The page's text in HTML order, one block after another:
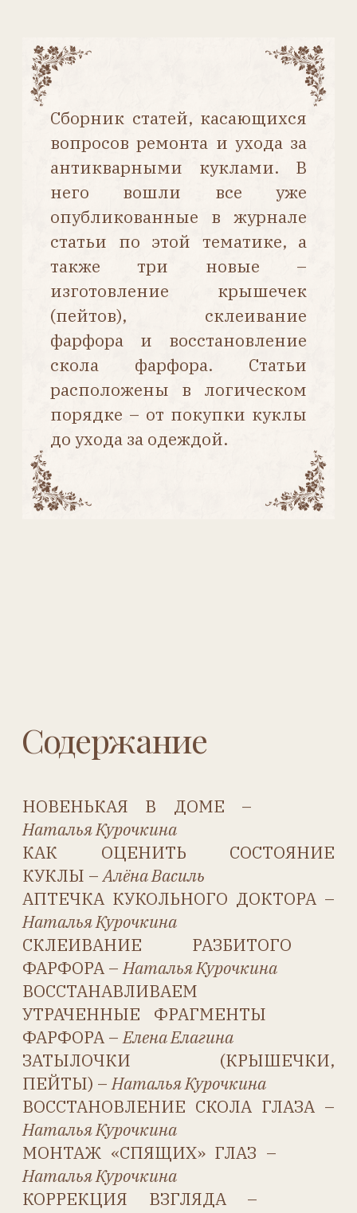
Наталья Курочкина
СЛОЖНАЯ НАТЯЖКА РУК –
Наталья Курочкина
РЕМОНТ КОЛЕННЫХ И ЛОКТЕВЫХ
ШАРНИРОВ –
Наталья Курочкина
ВОССТАНОВЛЕНИЕ ШЕЙНОЙ
ЛУНКИ –Наталья Курочкина
ВОССТАНОВЛЕНИЕ ЧАСТИ БЕДРА –
Наталья Курочкина
ВОССТАНОВЛЕНИЕ ЧАСТИ
ПАЛЬЦЕВ –Наталья Курочкина
НОВЫЕ ПАЛЬЧИКИ –
Наталья Курочкина
РЕСТАВРАЦИЯ ЧАСТЕЙ КОЖАНОГО
ТЕЛА – Оксана Перминова
ВЫБОР ПАРИКА ДЛЯ КУКЛЫ –
Наталья Курочкина
ПЛЕТЕНИЕ ТРЕССОВ –
Наталья Курочкина
ПАРИК ИЗ МОХЕРОВЫХ ТРЕССОВ –
Анастасия Дунин-Барковская
УХОД ЗА КУКОЛЬНОЙ ОДЕЖДОЙ –
Елена Голованова
ВРАГ С ОБРАТНОЙ СТОРОНЫ.
НАЙТИ И ОБЕЗВРЕДИТЬ —
НОВЕНЬКАЯ В ДОМЕ –
Наталья Курочкина
КАК ОЦЕНИТЬ СОСТОЯНИЕ
АПТЕЧКА КУКОЛЬНОГО ДОКТОРА –
Наталья Курочкина
СКЛЕИВАНИЕ РАЗБИТОГО
ФАРФОРА –Наталья Курочкина
ВОССТАНАВЛИВАЕМ
УТРАЧЕННЫЕ ФРАГМЕНТЫ
ФАРФОРА –Елена Елагина
ЗАТЫЛОЧКИ (КРЫШЕЧКИ,
ВОССТАНОВЛЕНИЕ СКОЛА ГЛАЗА –
Наталья Курочкина
МОНТАЖ «СПЯЩИХ» ГЛАЗ –
Наталья Курочкина
КОРРЕКЦИЯ ВЗГЛЯДА –
Наталья Курочкина
Содержание